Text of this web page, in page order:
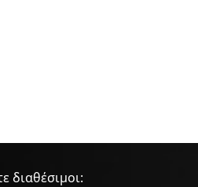
διαθέσιμοι: